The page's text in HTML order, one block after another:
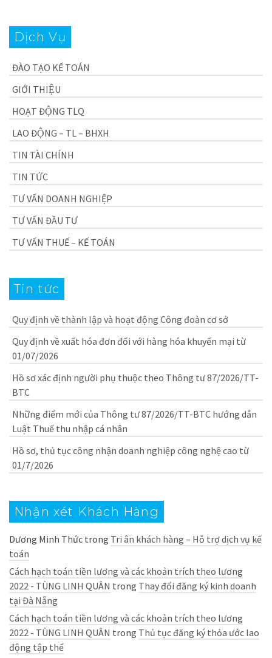
Dịch Vụ
ĐÀO TẠO KẾ TOÁN
GIỚI THIỆU
HOẠT ĐỘNG TLQ
LAO ĐỘNG – TL – BHXH
TIN TÀI CHÍNH
TIN TỨC
TƯ VẤN DOANH NGHIỆP
TƯ VẤN ĐẦU TƯ
TƯ VẤN THUẾ – KẾ TOÁN
Tin tức
Quy định về thành lập và hoạt động Công đoàn cơ sở
Quy định về xuất hóa đơn đối với hàng hóa khuyến mại từ
01/07/2026
Hồ sơ xác định người phụ thuộc theo Thông tư 87/2026/TT-
BTC
Những điểm mới của Thông tư 87/2026/TT-BTC hướng dẫn
Luật Thuế thu nhập cá nhân
Hồ sơ, thủ tục công nhận doanh nghiệp công nghệ cao từ
01/7/2026
Nhận xét Khách Hàng
Dương Minh Thức trong Tri ân khách hàng – Hỗ trợ dịch vụ kế
toán
Cách hạch toán tiền lương và các khoản trích theo lương
2022 - TÙNG LINH QUÂN trong Thay đổi đăng ký kinh doanh
tại Đà Nẵng
Cách hạch toán tiền lương và các khoản trích theo lương
2022 - TÙNG LINH QUÂN trong Thủ tục đăng ký thỏa ước lao
động tập thể